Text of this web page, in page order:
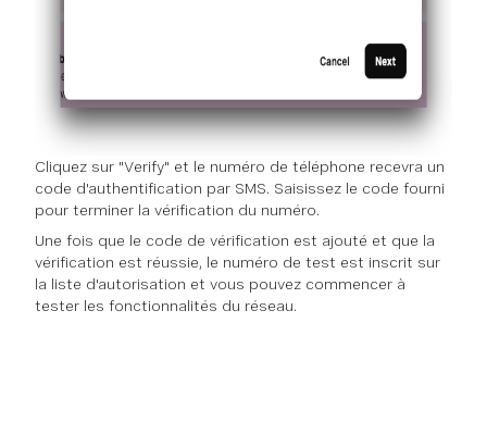
Cliquez sur "Verify" et le numéro de téléphone recevra un
code d'authentification par SMS. Saisissez le code fourni
pour terminer la vérification du numéro.
Une fois que le code de vérification est ajouté et que la
vérification est réussie, le numéro de test est inscrit sur
la liste d'autorisation et vous pouvez commencer à
tester les fonctionnalités du réseau.